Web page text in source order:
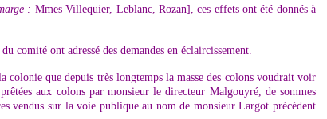
: Mmes Villequier, Leblanc, Rozan], ces effets ont été donnés à
comité ont adressé des demandes en éclaircissement.
colonie que depuis très longtemps la masse des colons voudrait voir
aux colons par monsieur le directeur Malgouyré, de sommes
vendus sur la voie publique au nom de monsieur Largot précédent